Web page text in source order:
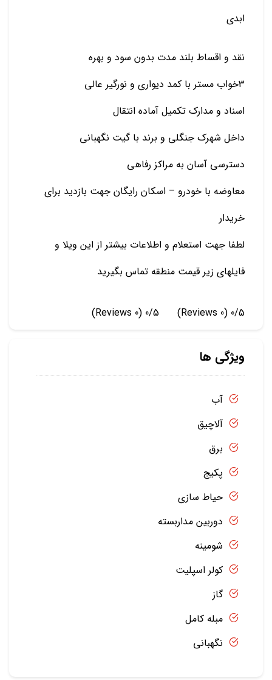
ابدی
نقد و اقساط بلند مدت بدون سود و بهره
۳خواب مستر با کمد دیواری و نورگیر عالی
اسناد و مدارک تکمیل آماده انتقال
داخل شهرک جنگلی و برند با گیت نگهبانی
دسترسی آسان به مراکز رفاهی
معاوضه با خودرو – اسکان رایگان جهت بازدید برای
خریدار
لطفا جهت استعلام و اطلاعات بیشتر از این ویلا و
فایلهای زیر قیمت منطقه تماس بگیرید
0/5
(0 Reviews)
0/5
(0 Reviews)
ویژگی ها
آب
آلاچیق
برق
پکیج
حیاط سازی
دوربین مداربسته
شومینه
کولر اسپلیت
گاز
مبله کامل
نگهبانی